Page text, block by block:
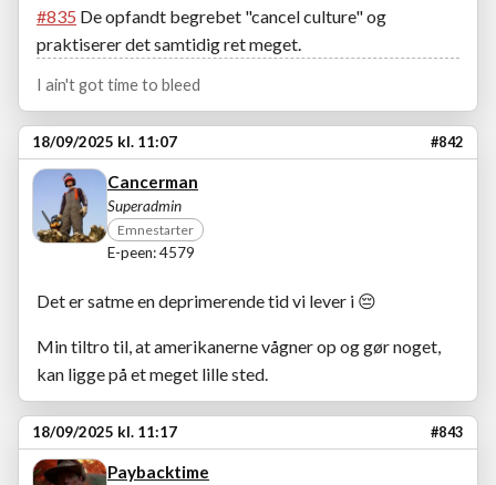
#835 De opfandt begrebet "cancel culture" og
praktiserer det samtidig ret meget.
I ain't got time to bleed
18/09/2025 kl. 11:07 #842
Cancerman
Superadmin
Emnestarter
E-peen: 4579
Det er satme en deprimerende tid vi lever i 😔
Min tiltro til, at amerikanerne vågner op og gør noget,
kan ligge på et meget lille sted.
18/09/2025 kl. 11:17 #843
Paybacktime